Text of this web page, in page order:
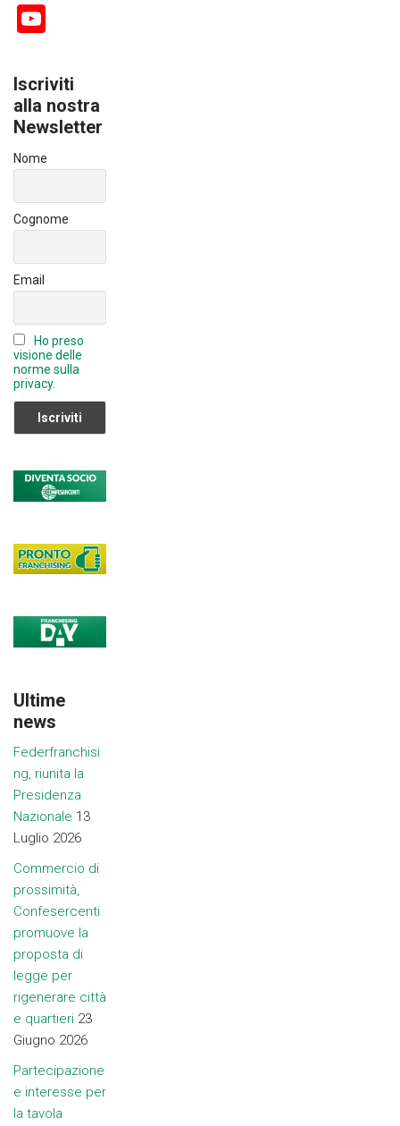
b
o
ok
n
u
T
u
b
C
n
el
Iscriviti
alla nostra
Newsletter
Nome
Cognome
Email
Ho preso
visione delle
norme sulla
privacy.
Ultime
news
Federfranchisi
ng, riunita la
Presidenza
Nazionale 13
Luglio 2026
Commercio di
prossimità,
Confesercenti
promuove la
proposta di
legge per
rigenerare città
e quartieri 23
Giugno 2026
Partecipazione
e interesse per
la tavola